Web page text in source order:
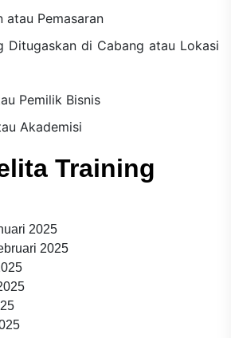
atau Pemasaran
Ditugaskan di Cabang atau Lokasi
Pemilik Bisnis
Akademisi
Training
2025
2025